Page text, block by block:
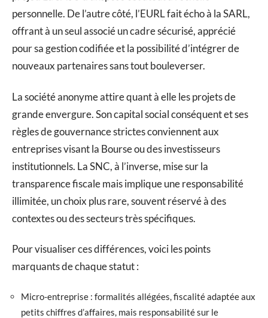
personnelle. De l’autre côté, l’EURL fait écho à la SARL,
offrant à un seul associé un cadre sécurisé, apprécié
pour sa gestion codifiée et la possibilité d’intégrer de
nouveaux partenaires sans tout bouleverser.
La société anonyme attire quant à elle les projets de
grande envergure. Son capital social conséquent et ses
règles de gouvernance strictes conviennent aux
entreprises visant la Bourse ou des investisseurs
institutionnels. La SNC, à l’inverse, mise sur la
transparence fiscale mais implique une responsabilité
illimitée, un choix plus rare, souvent réservé à des
contextes ou des secteurs très spécifiques.
Pour visualiser ces différences, voici les points
marquants de chaque statut :
Micro-entreprise : formalités allégées, fiscalité adaptée aux
petits chiffres d’affaires, mais responsabilité sur le